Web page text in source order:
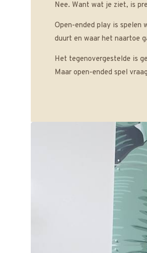
Nee. Want wat je ziet, is
Open-ended play is spelen
duurt en waar het naartoe
Het tegenovergestelde is
Maar open-ended spel